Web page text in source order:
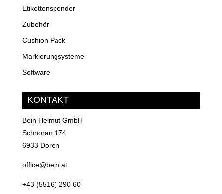
Etikettenspender
Zubehör
Cushion Pack
Markierungsysteme
Software
KONTAKT
Bein Helmut GmbH
Schnoran 174
6933 Doren
office@bein.at
+43 (5516) 290 60